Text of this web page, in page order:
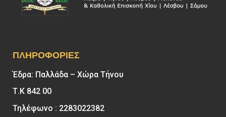
ΠΛΗΡΟΦΟΡΊΕΣ
Έδρα: Παλλάδα – Χώρα Τήνου
Τ.Κ 842 00
Τηλέφωνο : 2283022382